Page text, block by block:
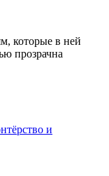
которые в ней
прозрачна
и